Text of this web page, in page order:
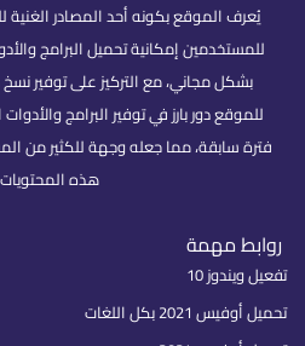
يُعرف الموقع بكونه أحد المصادر
للمستخدمين إمكانية تحميل البرامج
بشكل مجاني، مع التركيز على توفير
للموقع دور بارز في توفير البرامج
فترة سابقة، مما جعله وجهة للكثير من
هذه
روابط مهمة
تفعيل ويندوز 10
تحميل أوفيس 2021 بكل اللغات